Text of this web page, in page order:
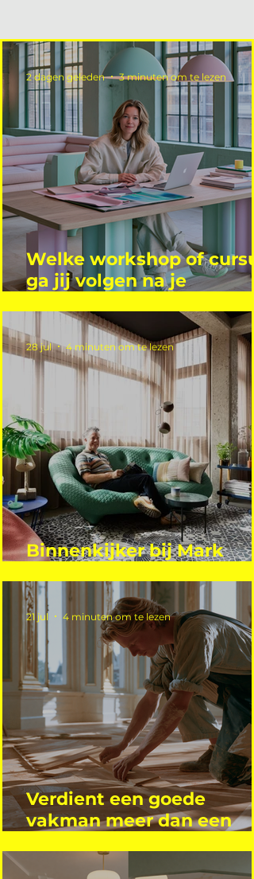
Welke workshop of
ga jij volgen na je
2 dagen geleden 3 minuten om te lezen
Binnenkijker bij Mark
28 jul 4 minuten om te lezen
Verdient een goede
vakman meer dan een
21 jul 4 minuten om te lezen